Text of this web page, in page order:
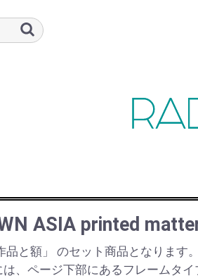
ASIA printed
品と額」 のセット商品となります。
、ページ下部にあるフレームタ